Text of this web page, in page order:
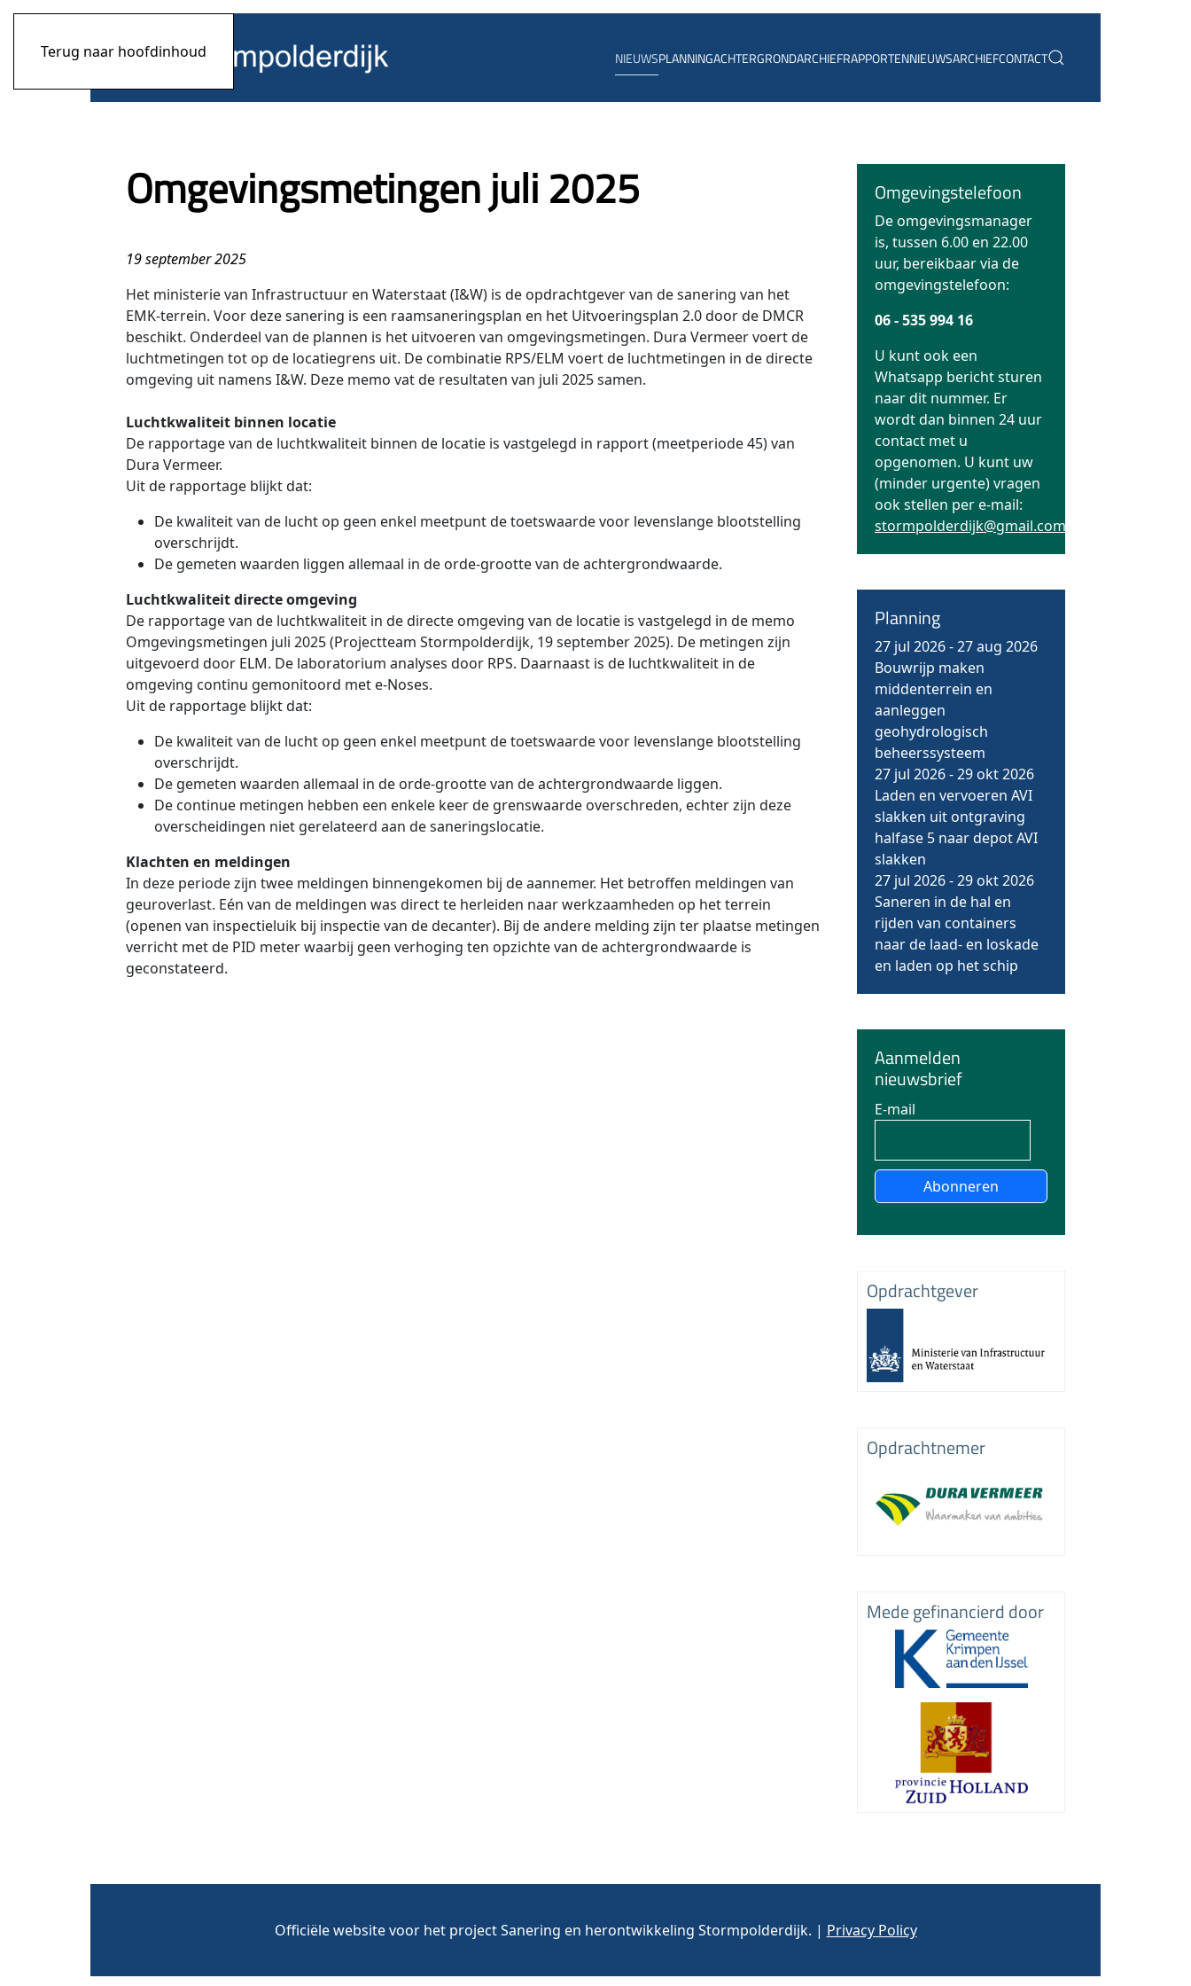
Terug naar hoofdinhoud NIEUWSPLANNINGACHTERGRONDARCHIEFRAPPORTENNIEUWSARCHIEFCONTACT
Omgevingsmetingen juli 2025
19 september 2025
Het ministerie van Infrastructuur en Waterstaat (I&W) is de opdrachtgever van de sanering van het
EMK-terrein. Voor deze sanering is een raamsaneringsplan en het Uitvoeringsplan 2.0 door de DMCR
beschikt. Onderdeel van de plannen is het uitvoeren van omgevingsmetingen. Dura Vermeer voert de
luchtmetingen tot op de locatiegrens uit. De combinatie RPS/ELM voert de luchtmetingen in de directe
omgeving uit namens I&W. Deze memo vat de resultaten van juli 2025 samen.
Luchtkwaliteit binnen locatie
De rapportage van de luchtkwaliteit binnen de locatie is vastgelegd in rapport (meetperiode 45) van
Dura Vermeer.
Uit de rapportage blijkt dat:
De kwaliteit van de lucht op geen enkel meetpunt de toetswaarde voor levenslange blootstelling
overschrijdt.
De gemeten waarden liggen allemaal in de orde-grootte van de achtergrondwaarde.
Luchtkwaliteit directe omgeving
De rapportage van de luchtkwaliteit in de directe omgeving van de locatie is vastgelegd in de memo
Omgevingsmetingen juli 2025 (Projectteam Stormpolderdijk, 19 september 2025). De metingen zijn
uitgevoerd door ELM. De laboratorium analyses door RPS. Daarnaast is de luchtkwaliteit in de
omgeving continu gemonitoord met e-Noses.
Uit de rapportage blijkt dat:
De kwaliteit van de lucht op geen enkel meetpunt de toetswaarde voor levenslange blootstelling
overschrijdt.
De gemeten waarden allemaal in de orde-grootte van de achtergrondwaarde liggen.
De continue metingen hebben een enkele keer de grenswaarde overschreden, echter zijn deze
overscheidingen niet gerelateerd aan de saneringslocatie.
Klachten en meldingen
In deze periode zijn twee meldingen binnengekomen bij de aannemer. Het betroffen meldingen van
geuroverlast. Eén van de meldingen was direct te herleiden naar werkzaamheden op het terrein
(openen van inspectieluik bij inspectie van de decanter). Bij de andere melding zijn ter plaatse metingen
verricht met de PID meter waarbij geen verhoging ten opzichte van de achtergrondwaarde is
geconstateerd.
Omgevingstelefoon
De omgevingsmanager
is, tussen 6.00 en 22.00
uur, bereikbaar via de
omgevingstelefoon:
06 - 535 994 16
U kunt ook een
Whatsapp bericht sturen
naar dit nummer. Er
wordt dan binnen 24 uur
contact met u
opgenomen. U kunt uw
(minder urgente) vragen
ook stellen per e-mail:
stormpolderdijk@gmail.com
Planning
27 jul 2026-27 aug 2026
Bouwrijp maken
middenterrein en
aanleggen
geohydrologisch
beheerssysteem
27 jul 2026-29 okt 2026
Laden en vervoeren AVI
slakken uit ontgraving
halfase 5 naar depot AVI
slakken
27 jul 2026-29 okt 2026
Saneren in de hal en
rijden van containers
naar de laad- en loskade
en laden op het schip
Aanmelden
nieuwsbrief
E-mail
Abonneren
Opdrachtgever
Opdrachtnemer
Mede gefinancierd door
Officiële website voor het project Sanering en herontwikkeling Stormpolderdijk. | Privacy Policy